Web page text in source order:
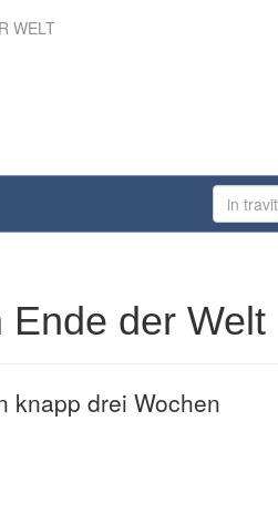
WELT
Ende der Welt
knapp drei Wochen